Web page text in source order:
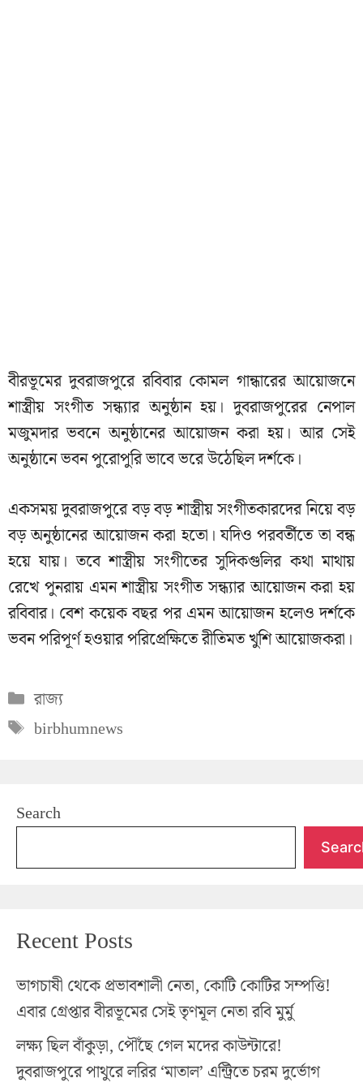
বীরভূমের দুবরাজপুরে রবিবার কোমল গান্ধারের আয়োজনে
শাস্ত্রীয় সংগীত সন্ধ্যার অনুষ্ঠান হয়। দুবরাজপুরের নেপাল
মজুমদার ভবনে অনুষ্ঠানের আয়োজন করা হয়। আর সেই
অনুষ্ঠানে ভবন পুরোপুরি ভাবে ভরে উঠেছিল দর্শকে।
একসময় দুবরাজপুরে বড় বড় শাস্ত্রীয় সংগীতকারদের নিয়ে বড়
বড় অনুষ্ঠানের আয়োজন করা হতো। যদিও পরবর্তীতে তা বন্ধ
হয়ে যায়। তবে শাস্ত্রীয় সংগীতের সুদিকগুলির কথা মাথায়
রেখে পুনরায় এমন শাস্ত্রীয় সংগীত সন্ধ্যার আয়োজন করা হয়
রবিবার। বেশ কয়েক বছর পর এমন আয়োজন হলেও দর্শকে
ভবন পরিপূর্ণ হওয়ার পরিপ্রেক্ষিতে রীতিমত খুশি আয়োজকরা।
Categories
রাজ্য
Tags
birbhumnews
Search
Recent Posts
ভাগচাষী থেকে প্রভাবশালী নেতা, কোটি কোটির সম্পত্তি!
এবার গ্রেপ্তার বীরভূমের সেই তৃণমূল নেতা রবি মুর্মু
লক্ষ্য ছিল বাঁকুড়া, পৌঁছে গেল মদের কাউন্টারে!
দুবরাজপুরে পাথুরে লরির ‘মাতাল’ এন্ট্রিতে চরম দুর্ভোগ